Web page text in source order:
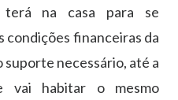
na casa para se
condições financeiras da
necessário, até a
vai habitar o mesmo